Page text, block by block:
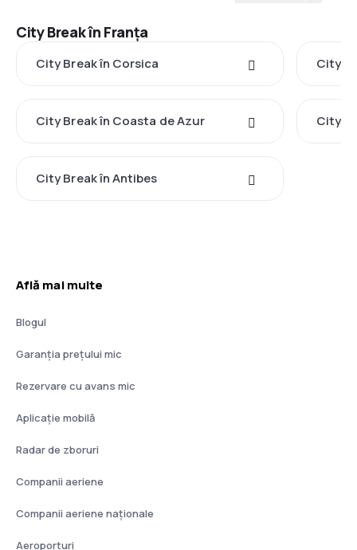
City Break în Franţa
City Break în Corsica City
City Break în Coasta de Azur City
City Break în Antibes
Află mai multe
Blogul
Garanția prețului mic
Rezervare cu avans mic
Aplicație mobilă
Radar de zboruri
Companii aeriene
Companii aeriene naţionale
Aeroporturi